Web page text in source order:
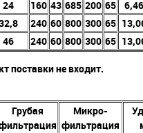
24 160 43 685 200 65
6,46
240 60 800 300 65
46 240 60 800 300 65
поставки не входит.
Грубая
Микро-
фильтрация